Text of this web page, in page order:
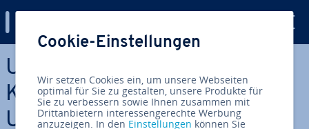
Zum Haupt­in­halt springen
URL-Shortener zum Link-
Kürzen – die 5 besten Kurz-
URL-Dienste
Cookie-Einstellungen
Wir setzen Cookies ein, um unsere Webseiten
optimal für Sie zu gestalten, unsere Produkte für
Sie zu verbessern sowie Ihnen zusammen mit
Drittanbietern interessengerechte Werbung
anzuzeigen. In den Einstellungen können Sie